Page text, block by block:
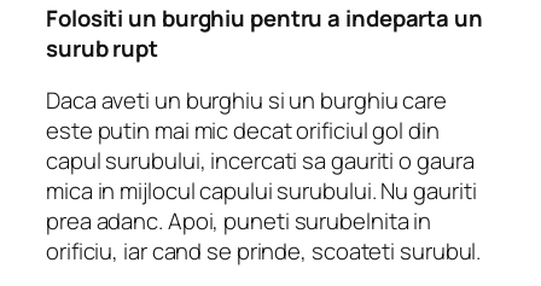
Folositi un burghiu pentru a indeparta un
surub rupt
Daca aveti un burghiu si un burghiu care
este putin mai mic decat orificiul gol din
capul surubului, incercati sa gauriti o gaura
mica in mijlocul capului surubului.Nu gauriti
prea adanc.Apoi, puneti surubelnita in
orificiu, iar cand se prinde, scoateti surubul.